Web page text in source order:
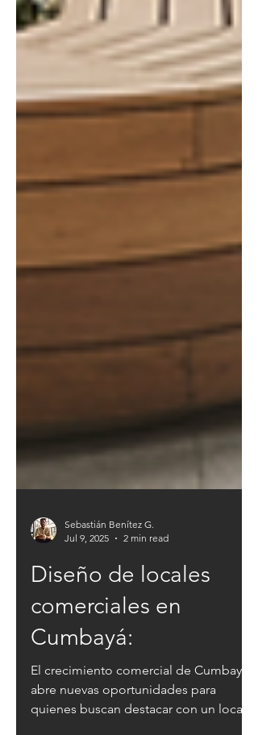
Jul 9, 2025
2 min read
Diseño de locales
comerciales en
Cumbayá:
El crecimiento comercial de Cumbayá